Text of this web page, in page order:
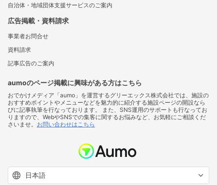
自治体・地域団体支援サービスのご案内
広告掲載・資料請求
事業者お問合せ
資料請求
記事広告のご案内
aumoのページ掲載に興味がある方はこちら
おでかけメディア「aumo」を運営するグリーエックス株式会社では、施設の
おすすめポイントやメニューなどを魅力的に紹介する施設ページの開設なら
びに記事執筆を行なっております。 また、SNS運用のサポートも行なってお
りますので、WebやSNSでの集客に関するお悩みなど、お気軽にご相談くだ
さいませ。 お問い合わせはこちら